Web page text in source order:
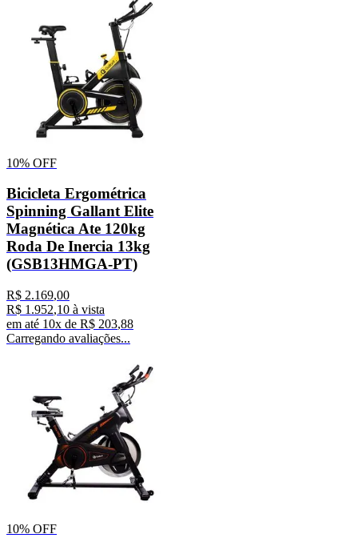
10% OFF
Bicicleta Ergométrica
Spinning Gallant Elite
Magnética Ate 120kg
Roda De Inercia 13kg
(GSB13HMGA-PT)
R$ 2.169,00
R$ 1 .952,10 à vista
em até 10x de R$ 203,88
Carregando avaliações...
10% OFF